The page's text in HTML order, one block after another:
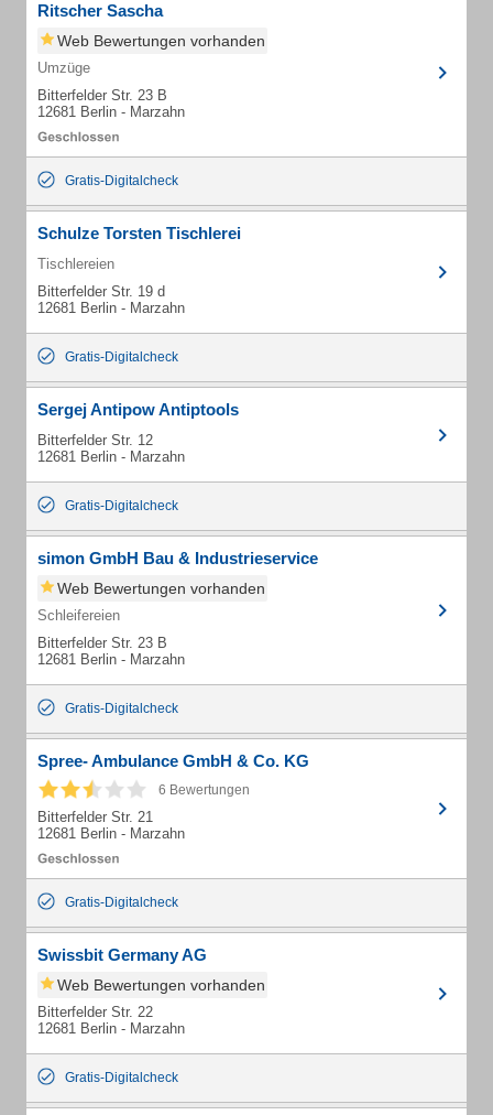
Ritscher Sascha
Web Bewertungen vorhanden
Umzüge
Bitterfelder Str. 23 B
12681 Berlin - Marzahn
Gratis-Digitalcheck
Schulze Torsten Tischlerei
Tischlereien
Bitterfelder Str. 19 d
12681 Berlin - Marzahn
Gratis-Digitalcheck
Sergej Antipow Antiptools
Bitterfelder Str. 12
12681 Berlin - Marzahn
Gratis-Digitalcheck
simon GmbH Bau & Industrieservice
Web Bewertungen vorhanden
Schleifereien
Bitterfelder Str. 23 B
12681 Berlin - Marzahn
Gratis-Digitalcheck
Spree- Ambulance GmbH & Co. KG
6 Bewertungen
Bitterfelder Str. 21
12681 Berlin - Marzahn
Gratis-Digitalcheck
Swissbit Germany AG
Web Bewertungen vorhanden
Bitterfelder Str. 22
12681 Berlin - Marzahn
Gratis-Digitalcheck